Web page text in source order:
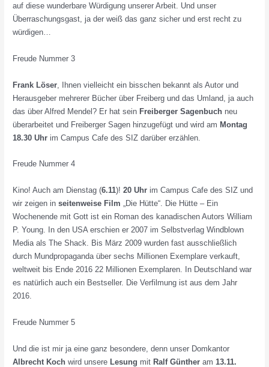
auf diese wunderbare Würdigung unserer Arbeit. Und unser
Überraschungsgast, ja der weiß das ganz sicher und erst recht zu
würdigen…
Freude Nummer 3
Frank Löser , Ihnen vielleicht ein bisschen bekannt als Autor und
Herausgeber mehrerer Bücher über Freiberg und das Umland, ja auch
das über Alfred Mendel? Er hat sein Freiberger Sagenbuch neu
überarbeitet und Freiberger Sagen hinzugefügt und wird am Montag
18.30 Uhr im Campus Cafe des SIZ darüber erzählen.
Freude Nummer 4
Kino! Auch am Dienstag (6.11)!20 Uhr im Campus Cafe des SIZ und
wir zeigen inseitenweise Film „Die Hütte“. Die Hütte – Ein
Wochenende mit Gott ist ein Roman des kanadischen Autors William
P. Young. In den USA erschien er 2007 im Selbstverlag Windblown
Media als The Shack. Bis März 2009 wurden fast ausschließlich
durch Mundpropaganda über sechs Millionen Exemplare verkauft,
weltweit bis Ende 2016 22 Millionen Exemplaren. In Deutschland war
es natürlich auch ein Bestseller. Die Verfilmung ist aus dem Jahr
2016.
Freude Nummer 5
Und die ist mir ja eine ganz besondere, denn unser Domkantor
Albrecht Koch wird unsere Lesung mit Ralf Günther am13.11.